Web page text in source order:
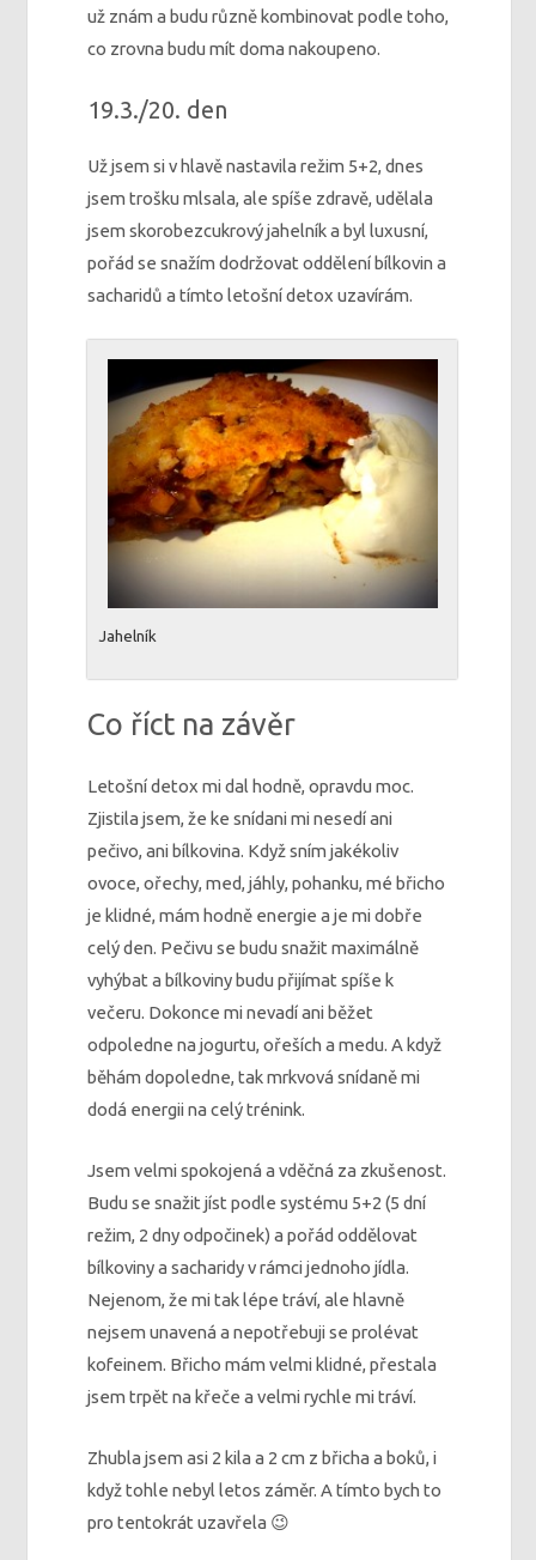
už znám a budu různě kombinovat podle toho,
co zrovna budu mít doma nakoupeno.
19.3./20. den
Už jsem si v hlavě nastavila režim 5+2, dnes
jsem trošku mlsala, ale spíše zdravě, udělala
jsem skorobezcukrový jahelník a byl luxusní,
pořád se snažím dodržovat oddělení bílkovin a
sacharidů a tímto letošní detox uzavírám.
Jahelník
Co říct na závěr
Letošní detox mi dal hodně, opravdu moc.
Zjistila jsem, že ke snídani mi nesedí ani
pečivo, ani bílkovina. Když sním jakékoliv
ovoce, ořechy, med, jáhly, pohanku, mé břicho
je klidné, mám hodně energie a je mi dobře
celý den. Pečivu se budu snažit maximálně
vyhýbat a bílkoviny budu přijímat spíše k
večeru. Dokonce mi nevadí ani běžet
odpoledne na jogurtu, ořeších a medu. A když
běhám dopoledne, tak mrkvová snídaně mi
dodá energii na celý trénink.
Jsem velmi spokojená a vděčná za zkušenost.
Budu se snažit jíst podle systému 5+2 (5 dní
režim, 2 dny odpočinek) a pořád oddělovat
bílkoviny a sacharidy v rámci jednoho jídla.
Nejenom, že mi tak lépe tráví, ale hlavně
nejsem unavená a nepotřebuji se prolévat
kofeinem. Břicho mám velmi klidné, přestala
jsem trpět na křeče a velmi rychle mi tráví.
Zhubla jsem asi 2 kila a 2 cm z břicha a boků, i
když tohle nebyl letos záměr. A tímto bych to
pro tentokrát uzavřela 😉